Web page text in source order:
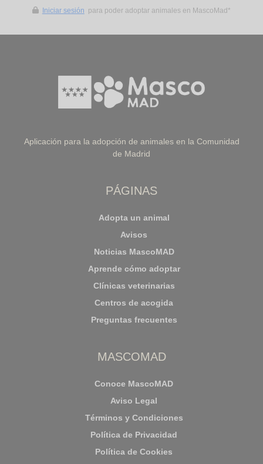
Iniciar sesión para poder adoptar animales en MascoMad*
Aplicación para la adopción de animales en la Comunidad
de Madrid
PÁGINAS
Adopta un animal
Avisos
Noticias MascoMAD
Aprende cómo adoptar
Clínicas veterinarias
Centros de acogida
Preguntas frecuentes
MASCOMAD
Conoce MascoMAD
Aviso Legal
Términos y Condiciones
Política de Privacidad
Política de Cookies